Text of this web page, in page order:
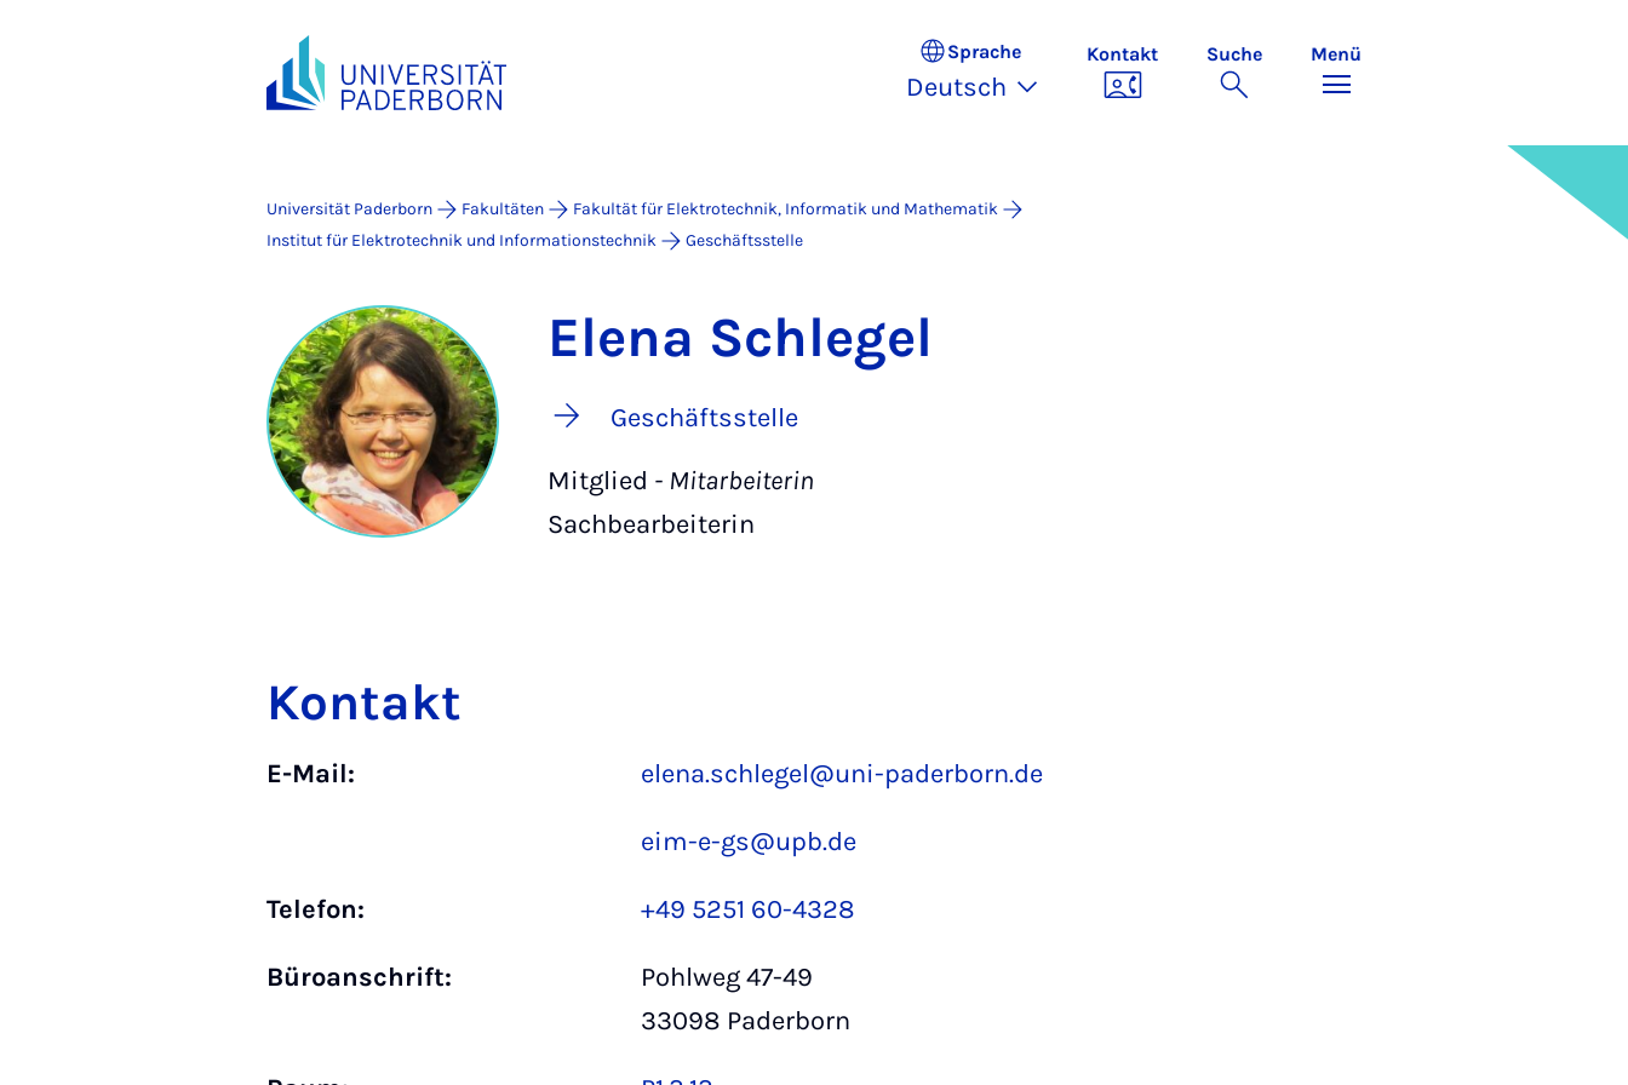
Sprache
Deutsch
Kontakt Suche Menü
Universität Paderborn Fakultäten
Fakultät für Elektrotechnik, Informatik und Mathematik
Institut für Elektrotechnik und Informationstechnik
Geschäftsstelle
Elena Schlegel
Geschäftsstelle
Mitglied - Mitarbeiterin
Sachbearbeiterin
Kontakt
E-Mail: elena.schlegel@uni-paderborn.de
eim-e-gs@upb.de
Telefon: +49 5251 60-4328
Büro­anschrift:
Pohlweg 47-49
33098 Paderborn